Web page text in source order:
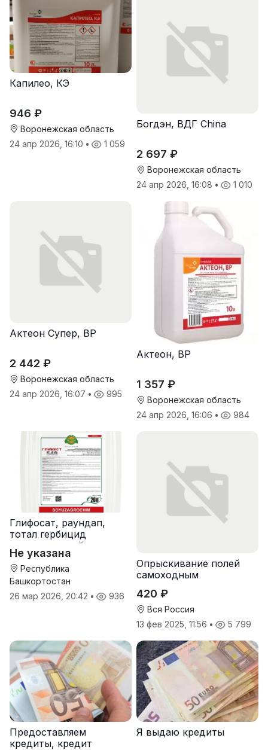
Капилео, КЭ
946 ₽
Воронежская область
24 апр 2026, 16:10 • 1 059
Богдэн, ВДГ China
2 697 ₽
Воронежская область
24 апр 2026, 16:08 • 1 010
Актеон Супер, ВР
2 442 ₽
Воронежская область
24 апр 2026, 16:07 • 995
Актеон, ВР
1 357 ₽
Воронежская область
24 апр 2026, 16:06 • 984
Глифосат, раундап,
тотал гербицид
сплошного действия
Не указана
Республика
Башкортостан
26 мар 2026, 20:42 • 936
Опрыскивание полей
самоходным
Туман-2
420 ₽
Вся Россия
13 фев 2025, 11:56 • 5 799
Предоставляем
кредиты, кредит
Я выдаю кредиты